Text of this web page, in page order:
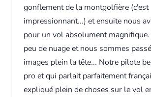
gonflement de la montgolfière (c'est
impressionnant...) et ensuite nous
pour un vol absolument
peu de nuage et nous sommes
images plein la tête... Notre pilote
pro et qui parlait parfaitement
expliqué plein de choses sur le vol